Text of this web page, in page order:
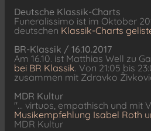
Deutsche Klassik-Charts
Funeralissimo ist im Oktober
deutschen Klassik-Charts
BR-Klassik / 16.10.2017
Am 16.10. ist Matthias Well zu
bei BR Klassik. Von 21:05 bis
zusammen mit Zdravko
MDR Kultur
"... virtuos, empathisch und mit
Musikempfehlung Isabel Roth
MDR Kultur